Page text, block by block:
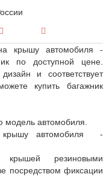
крышу автомобиля -
по доступной цене.
и соответствует
купить багажник
модель автомобиля.
крышу автомобиля -
крышей резиновыми
посредством фиксации